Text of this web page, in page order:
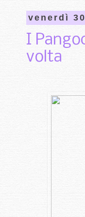
venerdì
I
volta